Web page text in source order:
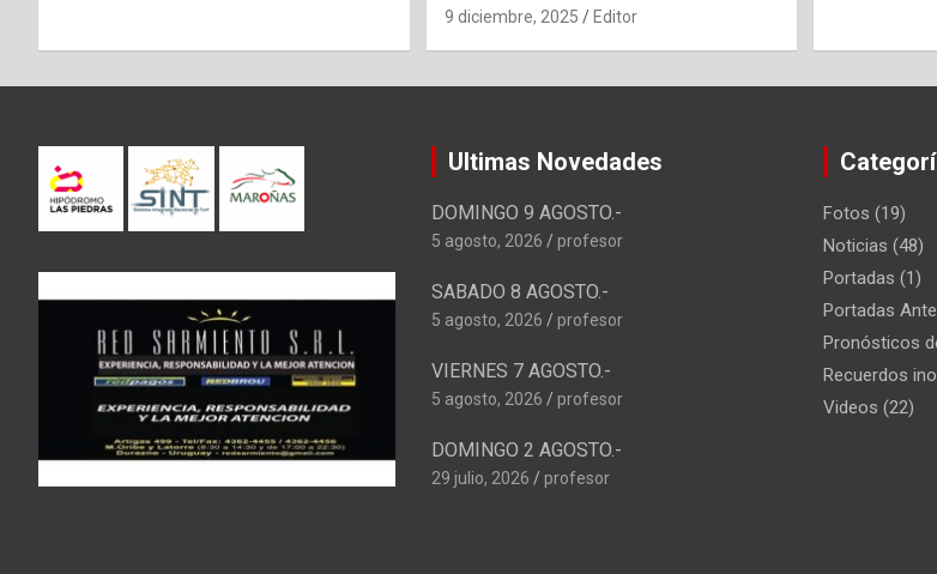
9 diciembre, 2025 Editor
Ultimas Novedades
DOMINGO 9 AGOSTO.-
5 agosto, 2026 profesor
SABADO 8 AGOSTO.-
5 agosto, 2026 profesor
VIERNES 7 AGOSTO.-
5 agosto, 2026 profesor
DOMINGO 2 AGOSTO.-
29 julio, 2026 profesor
Fotos (19)
Noticias (48)
Portadas (1)
Portadas
Pronósticos
Recuerdos
Videos (22)